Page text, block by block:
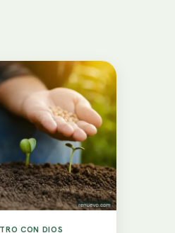
CON DIOS